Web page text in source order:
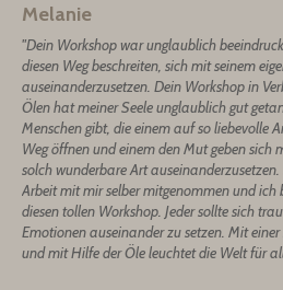
Melanie
"Dein Workshop war unglaublich
diesen Weg beschreiten, sich mit seinem
auseinanderzusetzen. Dein Workshop in
Ölen hat meiner Seele unglaublich gut
Menschen gibt, die einem auf so liebevolle
Weg öffnen und einem den Mut geben sich
solch wunderbare Art
Arbeit mit mir selber mitgenommen und
diesen tollen Workshop. Jeder sollte sich
Emotionen auseinander zu setzen. Mit
und mit Hilfe der Öle leuchtet die Welt für